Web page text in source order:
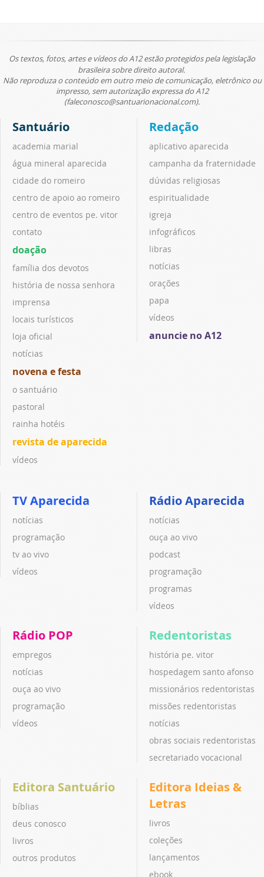
Os textos, fotos, artes e vídeos do A12 estão protegidos pela legislação
brasileira sobre direito autoral.
Não reproduza o conteúdo em outro meio de comunicação, eletrônico ou
impresso, sem autorização expressa do A12
(faleconosco@santuarionacional.com).
Santuário
academia marial
água mineral aparecida
cidade do romeiro
centro de apoio ao romeiro
centro de eventos pe. vitor
contato
doação
família dos devotos
história de nossa senhora
imprensa
locais turísticos
loja oficial
notícias
novena e festa
o santuário
pastoral
rainha hotéis
revista de aparecida
vídeos
Redação
aplicativo aparecida
campanha da fraternidade
dúvidas religiosas
espiritualidade
igreja
infográficos
libras
notícias
orações
papa
vídeos
anuncie no A12
TV Aparecida
notícias
programação
tv ao vivo
vídeos
Rádio Aparecida
notícias
ouça ao vivo
podcast
programação
programas
vídeos
Rádio POP
empregos
notícias
ouça ao vivo
programação
vídeos
Redentoristas
história pe. vitor
hospedagem santo afonso
missionários redentoristas
missões redentoristas
notícias
obras sociais redentoristas
secretariado vocacional
Editora Santuário
bíblias
deus conosco
livros
outros produtos
Editora Ideias &
Letras
livros
coleções
lançamentos
ebook